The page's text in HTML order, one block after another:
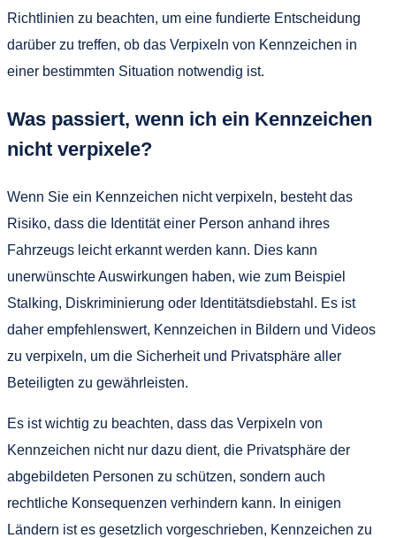
Richtlinien zu beachten, um eine fundierte Entscheidung
darüber zu treffen, ob das Verpixeln von Kennzeichen in
einer bestimmten Situation notwendig ist.
Was passiert, wenn ich ein Kennzeichen
nicht verpixele?
Wenn Sie ein Kennzeichen nicht verpixeln, besteht das
Risiko, dass die Identität einer Person anhand ihres
Fahrzeugs leicht erkannt werden kann. Dies kann
unerwünschte Auswirkungen haben, wie zum Beispiel
Stalking, Diskriminierung oder Identitätsdiebstahl. Es ist
daher empfehlenswert, Kennzeichen in Bildern und Videos
zu verpixeln, um die Sicherheit und Privatsphäre aller
Beteiligten zu gewährleisten.
Es ist wichtig zu beachten, dass das Verpixeln von
Kennzeichen nicht nur dazu dient, die Privatsphäre der
abgebildeten Personen zu schützen, sondern auch
rechtliche Konsequenzen verhindern kann. In einigen
Ländern ist es gesetzlich vorgeschrieben, Kennzeichen zu